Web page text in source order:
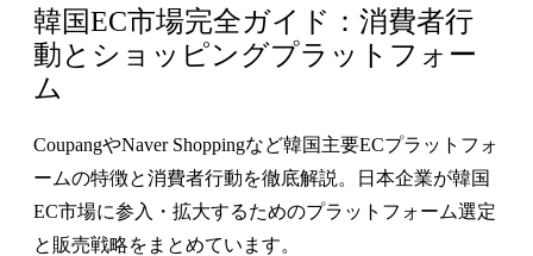
韓国EC市場完全ガイド：消費者行
動とショッピングプラットフォー
ム
CoupangやNaver Shoppingなど韓国主要ECプラットフォ
ームの特徴と消費者行動を徹底解説。日本企業が韓国
EC市場に参入・拡大するためのプラットフォーム選定
と販売戦略をまとめています。